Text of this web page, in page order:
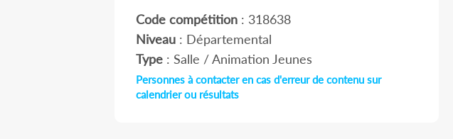
Code compétition: 318638
Niveau: Départemental
Type: Salle / Animation Jeunes
Personnes à contacter en cas d'erreur de contenu sur
calendrier ou résultats